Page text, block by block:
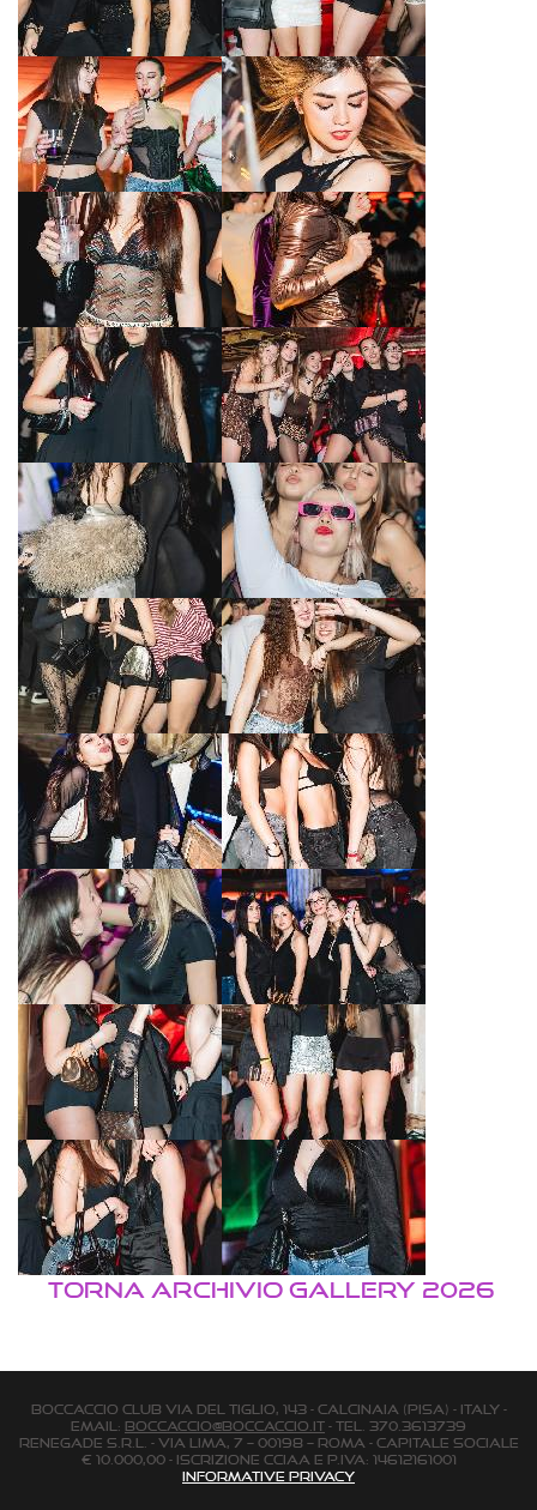
TORNA ARCHIVIO GALLERY 2026
BOCCACCIO CLUB via Del Tiglio, 143 - Calcinaia (Pisa) - Italy -
email: boccaccio@boccaccio.it - Tel. 370.3613739
Renegade s.r.l. - Via Lima, 7 – 00198 – Roma - Capitale Sociale
€ 10.000,00 - Iscrizione Cciaa e P.Iva: 14612161001
Informative Privacy